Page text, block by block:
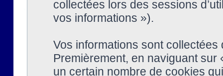
collectées lors des sessions
vos informations »).
Vos informations sont
Premièrement, en naviguant
un certain nombre de cookies